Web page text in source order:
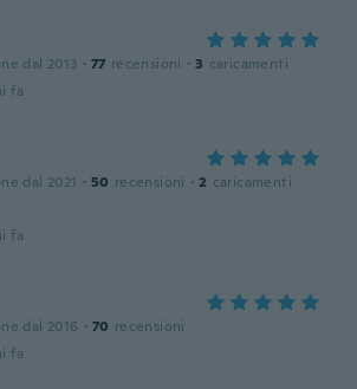
dal 2013 · 77 recensioni · 3 caricamenti
fa
dal 2021 · 50 recensioni · 2 caricamenti
fa
dal 2016 · 70 recensioni
fa